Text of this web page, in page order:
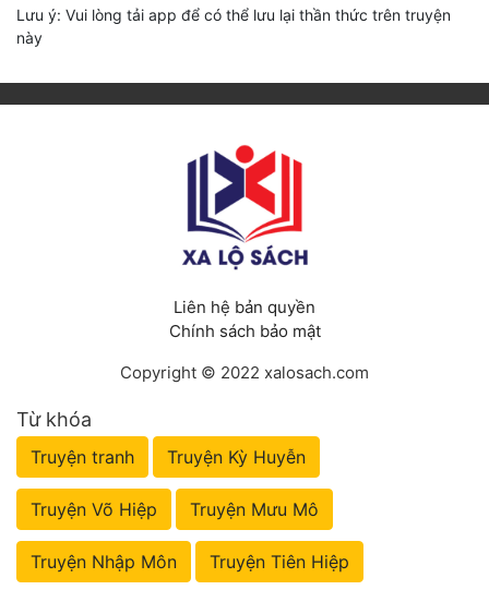
Lưu ý: Vui lòng tải app để có thể lưu lại thần thức trên truyện
này
Liên hệ bản quyền
Chính sách bảo mật
Copyright © 2022 xalosach.com
Từ khóa
Truyện tranh Truyện Kỳ Huyễn
Truyện Võ Hiệp Truyện Mưu Mô
Truyện Nhập Môn Truyện Tiên Hiệp